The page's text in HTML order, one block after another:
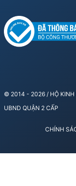
© 2014 - 2026 / HỘ KINH
UBND QUẬN 2 CẤP
CHÍNH